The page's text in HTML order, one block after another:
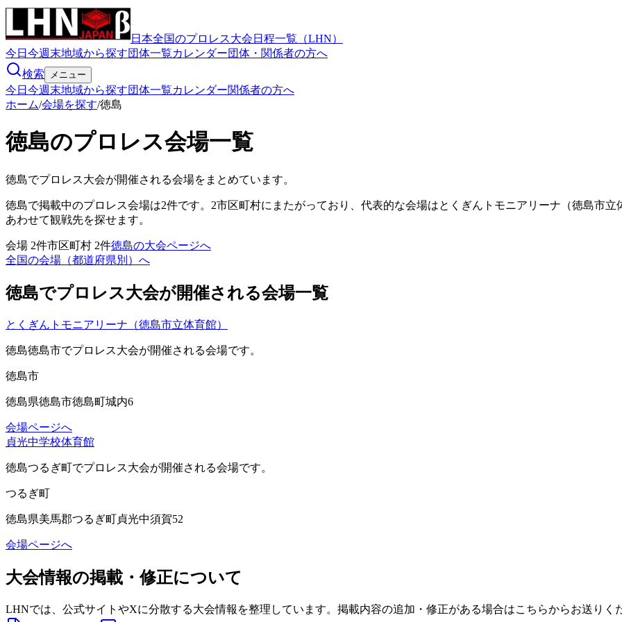
日本全国のプロレス大会日程一覧（LHN）
今日 今週末地域から探す団体一覧カレンダー団体・関係者の方へ
検索
メニュー
今日 今週末地域から探す団体一覧カレンダー関係者の方へ
ホーム/会場を探す/徳島
徳島のプロレス会場一覧
徳島でプロレス大会が開催される会場をまとめています。
徳島で掲載中のプロレス会場は2件です。2市区町村にまたがっており、代表的な会場はとくぎんトモニアリーナ（徳島市
あわせて観戦先を探せます。
会場 2件市区町村 2件徳島の大会ページへ
全国の会場（都道府県別）へ
徳島でプロレス大会が開催される会場一覧
とくぎんトモニアリーナ（徳島市立体育館）
徳島徳島市でプロレス大会が開催される会場です。
徳島市
徳島県徳島市徳島町城内6
会場ページへ
貞光中学校体育館
徳島つるぎ町でプロレス大会が開催される会場です。
つるぎ町
徳島県美馬郡つるぎ町貞光中須賀52
会場ページへ
大会情報の掲載・修正について
LHNでは、公式サイトやXに分散する大会情報を整理しています。掲載内容の追加・修正がある場合はこちらからお送りく